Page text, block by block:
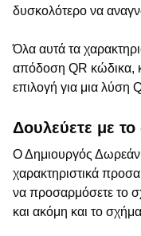
δυσκολότερο να
Όλα αυτά τα
απόδοση QR κώδικα,
επιλογή για μια λύση
Δουλεύετε με
Ο Δημιουργός
χαρακτηριστικά
να προσαρμόσετε το
και ακόμη και το